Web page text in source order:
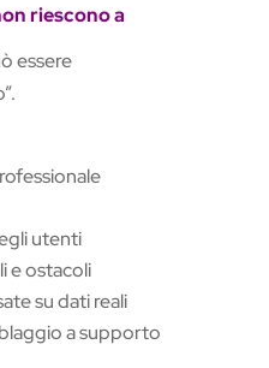
riescono a
essere
utenti
e ostacoli
su dati reali
a supporto